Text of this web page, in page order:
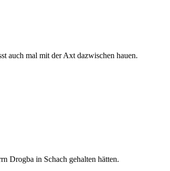
auch mal mit der Axt dazwischen hauen.
Drogba in Schach gehalten hätten.